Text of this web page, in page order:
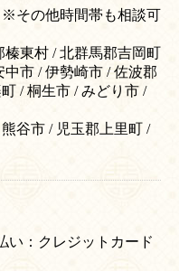
その他時間帯も相談可
榛東村 / 北群馬郡吉岡町
市 / 伊勢崎市 / 佐波郡
/ 桐生市 / みどり市 /
谷市 / 児玉郡上里町 /
い：クレジットカード